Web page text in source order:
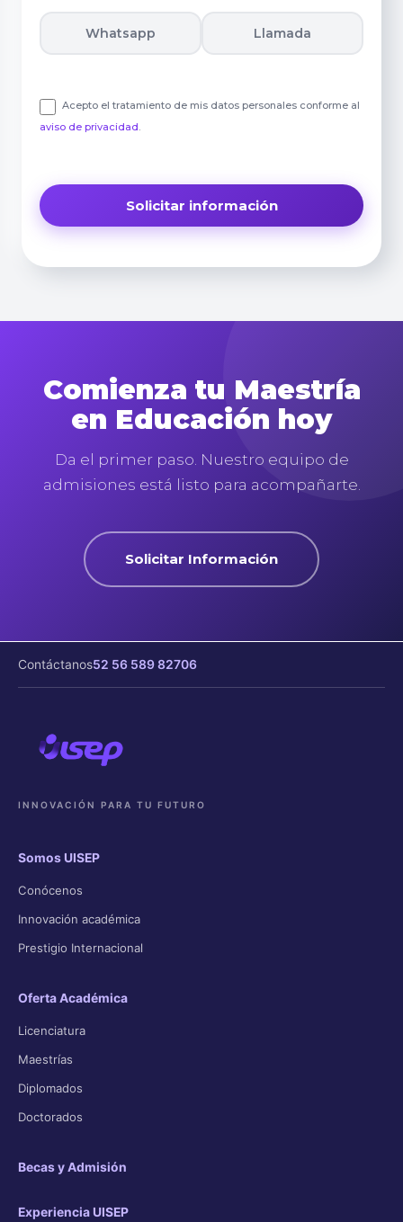
Whatsapp Llamada
Acepto el tratamiento de mis datos personales conforme al
aviso de privacidad.
Comienza tu Maestría
en Educación hoy
Da el primer paso. Nuestro equipo de
admisiones está listo para acompañarte.
Solicitar Información
Contáctanos52 56 589 82706
INNOVACIÓN PARA TU FUTURO
Somos UISEP
Conócenos
Innovación académica
Prestigio Internacional
Oferta Académica
Licenciatura
Maestrías
Diplomados
Doctorados
Becas y Admisión
Experiencia UISEP